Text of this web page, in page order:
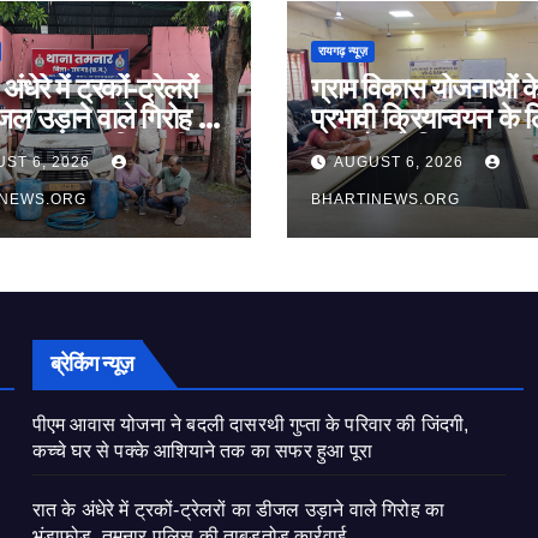
में ट्रकों-ट्रेलरों
उड़ाने वाले गिरोह का
तमनार पुलिस की
कार्रवाई
6, 2026
रायगढ़ न्यूज़
ग्राम विकास योजनाओं
प्रभावी क्रियान्वयन के
सरपंचों को दिया जा रहा
व्यवहारिक प्रशिक्षण
AUGUST 6, 2026
BHARTINEWS.ORG
ब्रेकिंग न्यूज़
पीएम आवास योजना ने बदली दासरथी गुप्ता के परिवार की जिंदगी,
कच्चे घर से पक्के आशियाने तक का सफर हुआ पूरा
रात के अंधेरे में ट्रकों-ट्रेलरों का डीजल उड़ाने वाले गिरोह का